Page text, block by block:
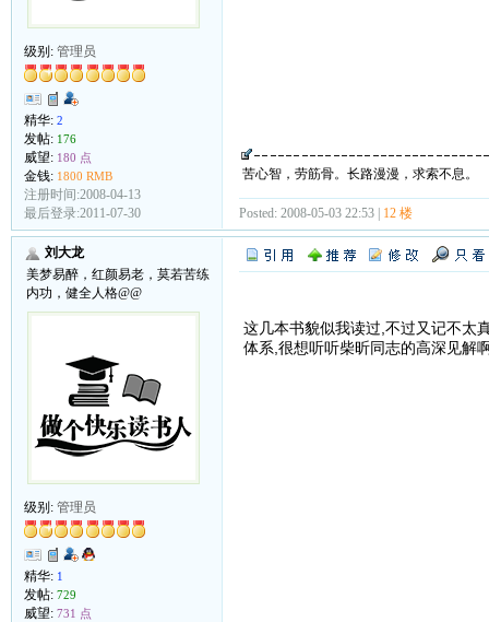
级别: 管理员
精华: 2
发帖: 176
威望: 180 点
金钱: 1800 RMB
注册时间:2008-04-13
最后登录:2011-07-30
苦心智，劳筋骨。长路漫漫，求索不息。
Posted: 2008-05-03 22:53 | 12 楼
刘大龙
美梦易醉，红颜易老，莫若苦练
内功，健全人格@@
级别: 管理员
精华: 1
发帖: 729
威望: 731 点
这几本书貌似我读过,不过又记不太
体系,很想听听柴昕同志的高深见解